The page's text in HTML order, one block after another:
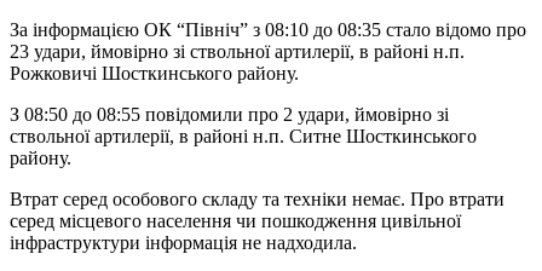
За інформацією ОК “Північ” з 08:10 до 08:35 стало відомо про
23 удари, ймовірно зі ствольної артилерії, в районі н.п.
Рожковичі Шосткинського району.
З 08:50 до 08:55 повідомили про 2 удари, ймовірно зі
ствольної артилерії, в районі н.п. Ситне Шосткинського
району.
Втрат серед особового складу та техніки немає. Про втрати
серед місцевого населення чи пошкодження цивільної
інфраструктури інформація не надходила.